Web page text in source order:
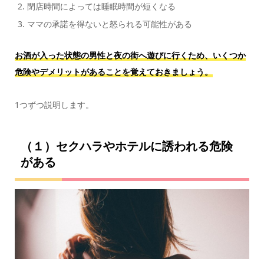
閉店時間によっては睡眠時間が短くなる
ママの承諾を得ないと怒られる可能性がある
お酒が入った状態の男性と夜の街へ遊びに行くため、いくつか
危険やデメリットがあることを覚えておきましょう。
1つずつ説明します。
（１）セクハラやホテルに誘われる危険
がある